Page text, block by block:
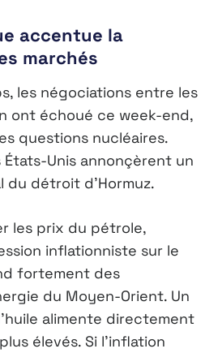
accentue la
marchés
les négociations entre les
ont échoué ce week-end,
questions nucléaires.
États-Unis annonçèrent un
du détroit d’Hormuz.
les prix du pétrole,
inflationniste sur le
fortement des
du Moyen-Orient. Un
alimente directement
élevés. Si l’inflation